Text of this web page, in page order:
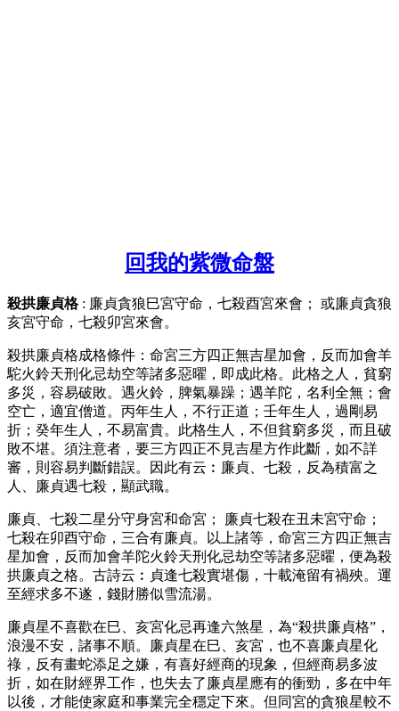
回我的紫微命盤
殺拱廉貞格: 廉貞貪狼巳宮守命，七殺酉宮來會； 或廉貞貪狼
亥宮守命，七殺卯宮來會。
殺拱廉貞格成格條件：命宮三方四正無吉星加會，反而加會羊
駝火鈴天刑化忌劫空等諸多惡曜，即成此格。此格之人，貧窮
多災，容易破敗。遇火鈴，脾氣暴躁；遇羊陀，名利全無；會
空亡，適宜僧道。丙年生人，不行正道；壬年生人，過剛易
折；癸年生人，不易富貴。此格生人，不但貧窮多災，而且破
敗不堪。須注意者，要三方四正不見吉星方作此斷，如不詳
審，則容易判斷錯誤。因此有云︰廉貞、七殺，反為積富之
人、廉貞遇七殺，顯武職。
廉貞、七殺二星分守身宮和命宮； 廉貞七殺在丑未宮守命；
七殺在卯酉守命，三合有廉貞。以上諸等，命宮三方四正無吉
星加會，反而加會羊陀火鈴天刑化忌劫空等諸多惡曜，便為殺
拱廉貞之格。古詩云︰貞逢七殺實堪傷，十載淹留有禍殃。運
至經求多不遂，錢財勝似雪流湯。
廉貞星不喜歡在巳、亥宮化忌再逢六煞星，為“殺拱廉貞格”，
浪漫不安，諸事不順。廉貞星在巳、亥宮，也不喜廉貞星化
祿，反有畫蛇添足之嫌，有喜好經商的現象，但經商易多波
折，如在財經界工作，也失去了廉貞星應有的衝勁，多在中年
以後，才能使家庭和事業完全穩定下來。但同宮的貪狼星較不